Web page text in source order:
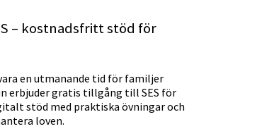
– kostnadsfritt stöd för
en utmanande tid för familjer
erbjuder gratis tillgång till SES för
stöd med praktiska övningar och
loven.